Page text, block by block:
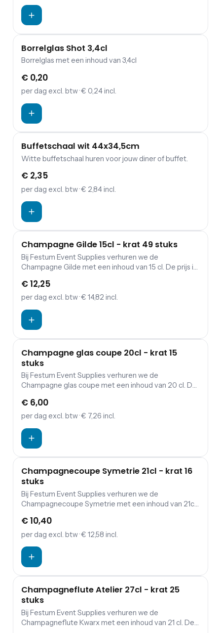
Borrelglas Shot 3,4cl
Borrelglas met een inhoud van 3,4cl
€ 0,20
per dag excl. btw· € 0,24 incl.
Buffetschaal wit 44x34,5cm
Witte buffetschaal huren voor jouw diner of buffet.
€ 2,35
per dag excl. btw· € 2,84 incl.
Champagne Gilde 15cl - krat 49 stuks
Bij Festum Event Supplies verhuren we de
Champagne Gilde met een inhoud van 15 cl. De prijs is
€ 12,25
per dag excl. btw· € 14,82 incl.
Champagne glas coupe 20cl - krat 15
stuks
Bij Festum Event Supplies verhuren we de
Champagne glas coupe met een inhoud van 20 cl. De
€ 6,00
per dag excl. btw· € 7,26 incl.
Champagnecoupe Symetrie 21cl - krat 16
stuks
Bij Festum Event Supplies verhuren we de
Champagnecoupe Symetrie met een inhoud van 21cl.
€ 10,40
per dag excl. btw· € 12,58 incl.
Champagneflute Atelier 27cl - krat 25
stuks
Bij Festum Event Supplies verhuren we de
Champagneflute Kwarx met een inhoud van 21 cl. De